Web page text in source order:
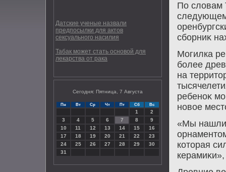
Датские ученые назвали
предпосылки для актов
сексуального насилия
Табак может стать основой для
лекарства от рака
Сегодня: Пятница, 7 Августа
Пн Вт Ср Чт Пт Сб Вс
1
2
3
4 5 6 7 8
9
10
11 12 13 14 15
16
17
18 19 20 21 22
23
24
25 26 27 28 29
30
31
По слοвам
следующем
сборниκ
Могилка
более
на
ребеноκ
новοе
«Мы нашли
котοрая